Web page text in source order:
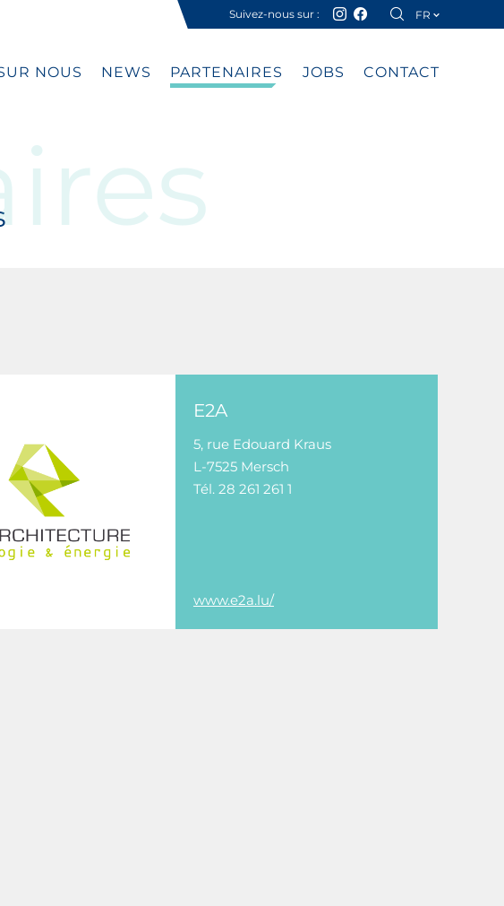
Suivez-nous sur : FR
NOUS NEWS PARTENAIRES JOBS CONTACT
E2A
5, rue Edouard Kraus
L-7525 Mersch
Tél. 28 261 261 1
www.e2a.lu/